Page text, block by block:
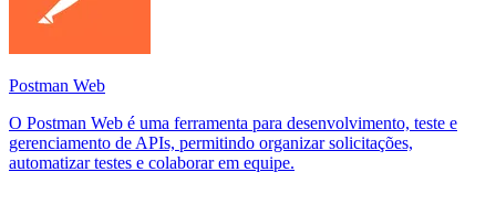
Postman Web
O Postman Web é uma ferramenta para desenvolvimento, teste e
gerenciamento de APIs, permitindo organizar solicitações,
automatizar testes e colaborar em equipe.